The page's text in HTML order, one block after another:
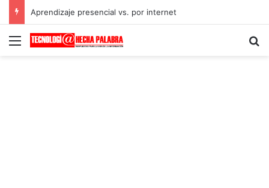
Aprendizaje presencial vs. por internet
Menú